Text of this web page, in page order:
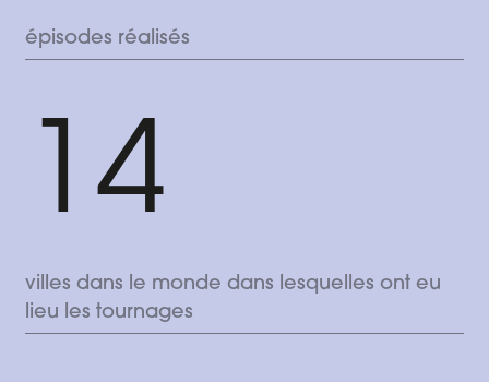
épisodes réalisés
14
villes dans le monde dans lesquelles ont eu
lieu les tournages